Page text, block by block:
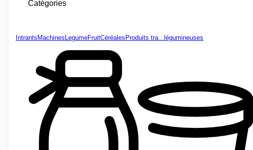
Catégories
Intrants Machines LegumeFruitCéréales Produits tra... légumineuses